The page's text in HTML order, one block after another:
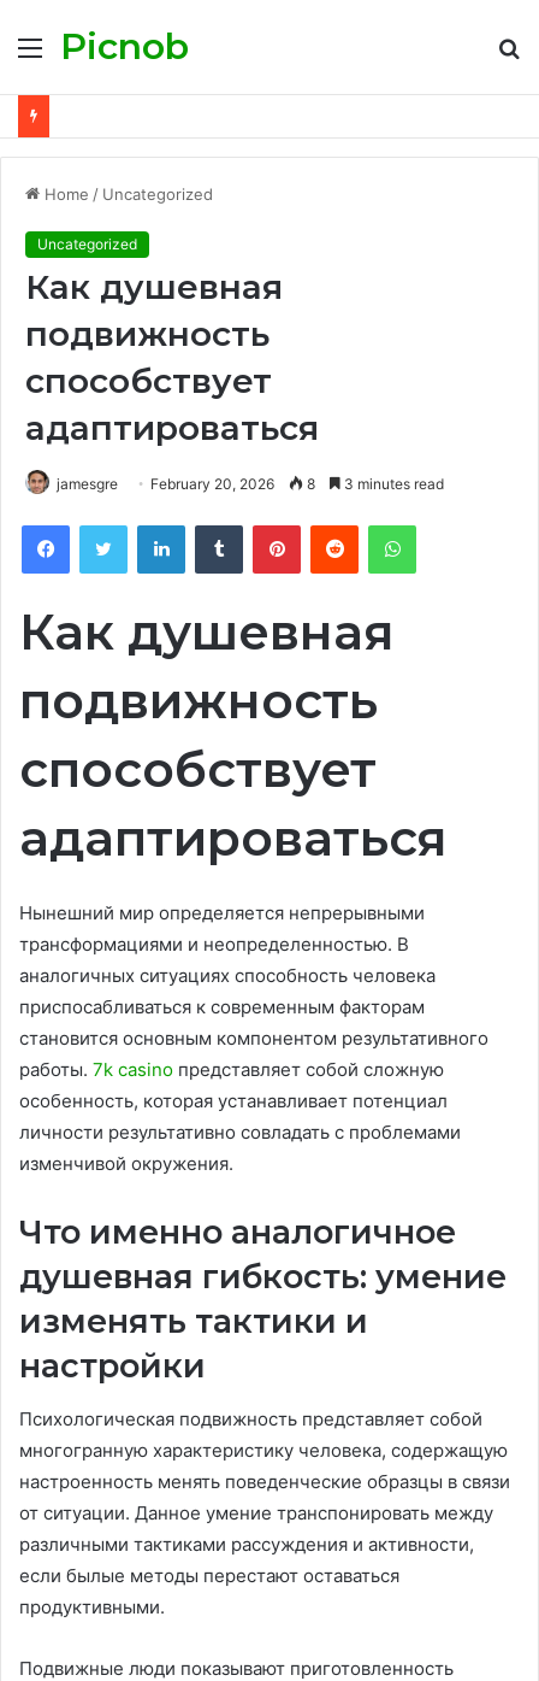
MenuPicnob
Home / Uncategorized
Uncategorized
Как душевная
подвижность
способствует
адаптироваться
jamesgre February 20, 2026 8 3 minutes read
FacebookTwitter LinkedInTumblr PinterestReddit WhatsApp
Как душевная
подвижность
способствует
адаптироваться
Нынешний мир определяется непрерывными
трансформациями и неопределенностью. В
аналогичных ситуациях способность человека
приспосабливаться к современным факторам
становится основным компонентом результативного
работы. 7k casino представляет собой сложную
особенность, которая устанавливает потенциал
личности результативно совладать с проблемами
изменчивой окружения.
Что именно аналогичное
душевная гибкость: умение
изменять тактики и
настройки
Психологическая подвижность представляет собой
многогранную характеристику человека, содержащую
настроенность менять поведенческие образцы в связи
от ситуации. Данное умение транспонировать между
различными тактиками рассуждения и активности,
если былые методы перестают оставаться
продуктивными.
Подвижные люди показывают приготовленность